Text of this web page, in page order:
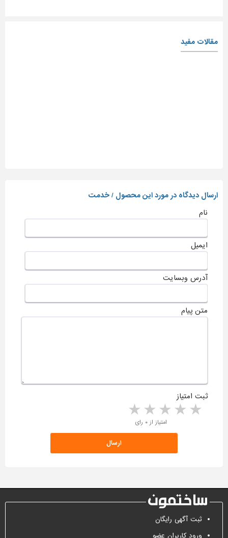
مقالات مفید
ارسال دیدگاه در مورد این محصول / خدمت
نام
ایمیل
آدرس وبسایت
متن پیام
ثبت امتیاز
4 stars 3 stars 2 stars 1 star امتیاز از ۰ رای
ثبت آگهی رایگان
ورود کاربران عضو